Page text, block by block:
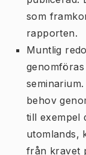
som
rapporten.
Muntlig
behov
till exempel
utomlands,
från kravet